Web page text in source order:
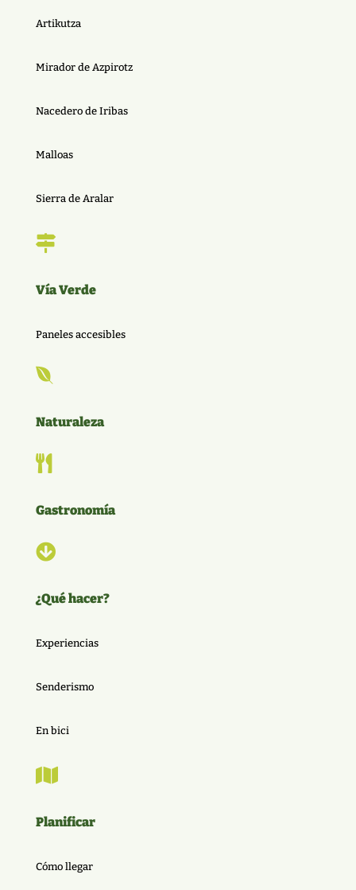
Artikutza
Mirador de Azpirotz
Nacedero de Iribas
Malloas
Sierra de Aralar

Vía Verde
Paneles accesibles

Naturaleza

Gastronomía

¿Qué hacer?
Experiencias
Senderismo
En bici

Planificar
Cómo llegar